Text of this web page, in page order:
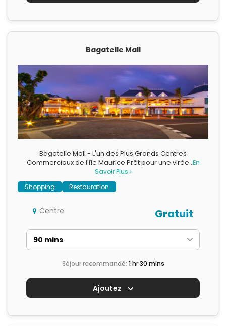
Bagatelle Mall
Bagatelle Mall - L'un des Plus Grands Centres
Commerciaux de l'île Maurice Prêt pour une virée…En
Savoir Plus
Shopping
Restauration
Centre Gratuit
Séjour recommandé: 1 hr 30 mins
Ajoutez